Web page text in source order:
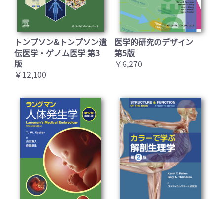
カートへ進む
トンプソン&トンプソン遺
伝医学・ゲノム医学 第3
版
￥12,100
医学的研究のデザイン
第5版
￥6,270